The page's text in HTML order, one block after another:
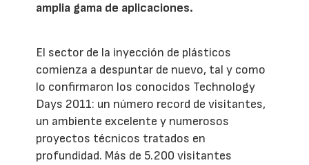
amplia gama de aplicaciones.
El sector de la inyección de plásticos
comienza a despuntar de nuevo, tal y como
lo confirmaron los conocidos Technology
Days 2011: un número record de visitantes,
un ambiente excelente y numerosos
proyectos técnicos tratados en
profundidad. Más de 5.200 visitantes